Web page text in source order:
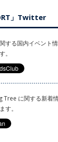
」Twitter
する国内イベント
。
Tree に関する新着
す。